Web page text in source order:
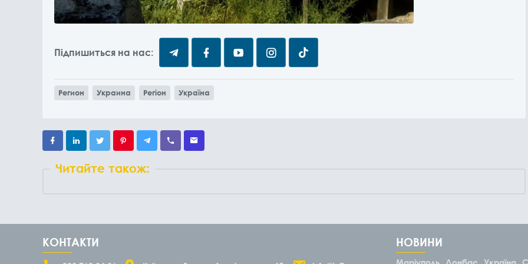
Підпишиться на нас:
Регион Украина Регіон Україна
Читайте також:
КОНТАКТИ НОВИНИ
Маріуполь Донбас Україна